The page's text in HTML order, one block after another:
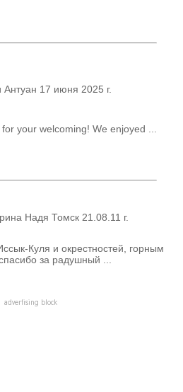
17 июня 2025 г.
your welcoming! We enjoyed ...
Надя Томск 21.08.11 г.
Куля и окрестностей, горным
за радушный ...
advertising block